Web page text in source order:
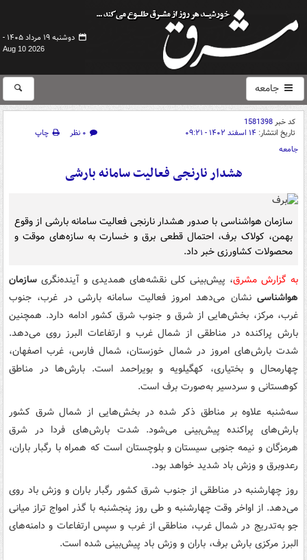
دوشنبه ۱۹ مرداد ۱۴۰۵ -
Aug 10 2026
جامعه
کد خبر1581398
تاریخ انتشار: ۱۴ اسفند ۱۴۰۲ - ۰۹:۲۱ ۰ نظر
چاپ
جامعه
هشدار نارنجی فعالیت سامانه بارشی
سازمان هواشناسی با صدور هشدار نارنجی فعالیت سامانه بارشی از وقوع
بهمن، کولاک برف، احتمال قطعی برق و خسارت به سازه‌های موقت و
محصولات کشاورزی خبر داد.
به گزارش مشرق، پیش‌بینی کلی نقشه‌های همدیدی و آینده‌نگری سازمان
هواشناسینشان می‌دهد امروز فعالیت سامانه بارشی در غرب، جنوب
غرب، مرکز، بخش‌هایی از شرق و جنوب شرق کشور ادامه دارد. همچنین
بارش پراکنده در مناطقی از شمال غرب و ارتفاعات البرز روی می‌دهد.
شدت بارش‌های امروز در شمال خوزستان، شمال فارس، غرب اصفهان،
چهارمحال و بختیاری، کهگیلویه و بویراحمد است. بارش‌ها در مناطق
کوهستانی و سردسیر به‌صورت برف است.
سه‌شنبه علاوه بر مناطق ذکر شده در بخش‌هایی از شمال شرق کشور
بارش‌های پراکنده پیش‌بینی می‌شود. شدت بارش‌های فردا در شرق
هرمزگان و نیمه جنوبی سیستان و بلوچستان است که همراه با رگبار باران،
رعدوبرق و وزش باد شدید خواهد بود.
روز چهارشنبه در مناطقی از جنوب شرق کشور رگبار باران و وزش باد روی
می‌دهد. از اواخر وقت چهارشنبه و طی روز پنجشنبه با گذر امواج تراز میانی
جو به‌تدریج در شمال غرب، مناطقی از غرب و سپس ارتفاعات و دامنه‌های
البرز مرکزی بارش برف، باران و وزش باد پیش‌بینی شده است.